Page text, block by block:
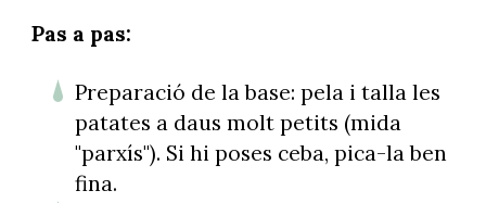
Pas a pas:
Preparació de la base: pela i talla les
patates a daus molt petits (mida
"parxís"). Si hi poses ceba, pica-la ben
fina.